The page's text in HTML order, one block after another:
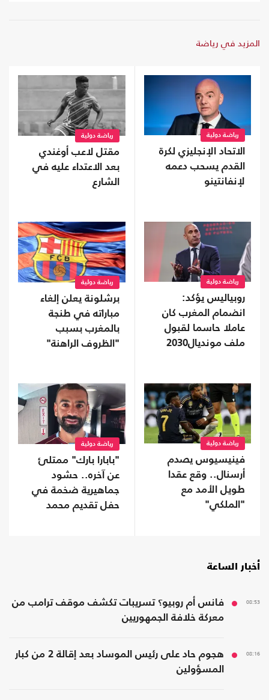
المزيد في رياضة
رياضة دولية
الاتحاد الإنجليزي لكرة
القدم يسحب دعمه
لإنفانتينو
رياضة دولية
مقتل لاعب أوغندي
بعد الاعتداء عليه في
الشارع
رياضة دولية
روبياليس يؤكد:
انضمام المغرب كان
عاملا حاسما لقبول
ملف مونديال2030
رياضة دولية
برشلونة يعلن إلغاء
مباراته في طنجة
بالمغرب بسبب
"الظروف الراهنة"
رياضة دولية
فينيسيوس يصدم
أرسنال.. وقع عقدا
طويل الأمد مع
"الملكي"
رياضة دولية
"بابارا بارك" ممتلئ
عن آخره.. حشود
جماهيرية ضخمة في
حفل تقديم محمد
أخبار الساعة
08:53
فانس أم روبيو؟ تسريبات تكشف موقف ترامب من
معركة خلافة الجمهوريين
08:16
هجوم حاد على رئيس الموساد بعد إقالة 2 من كبار
المسؤولين